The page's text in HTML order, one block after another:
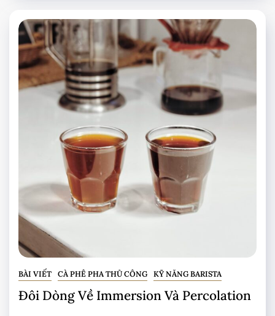
BÀI VIẾT CÀ PHÊ PHA THỦ CÔNG KỸ NĂNG BARISTA
Đôi Dòng Về Immersion Và Percolation